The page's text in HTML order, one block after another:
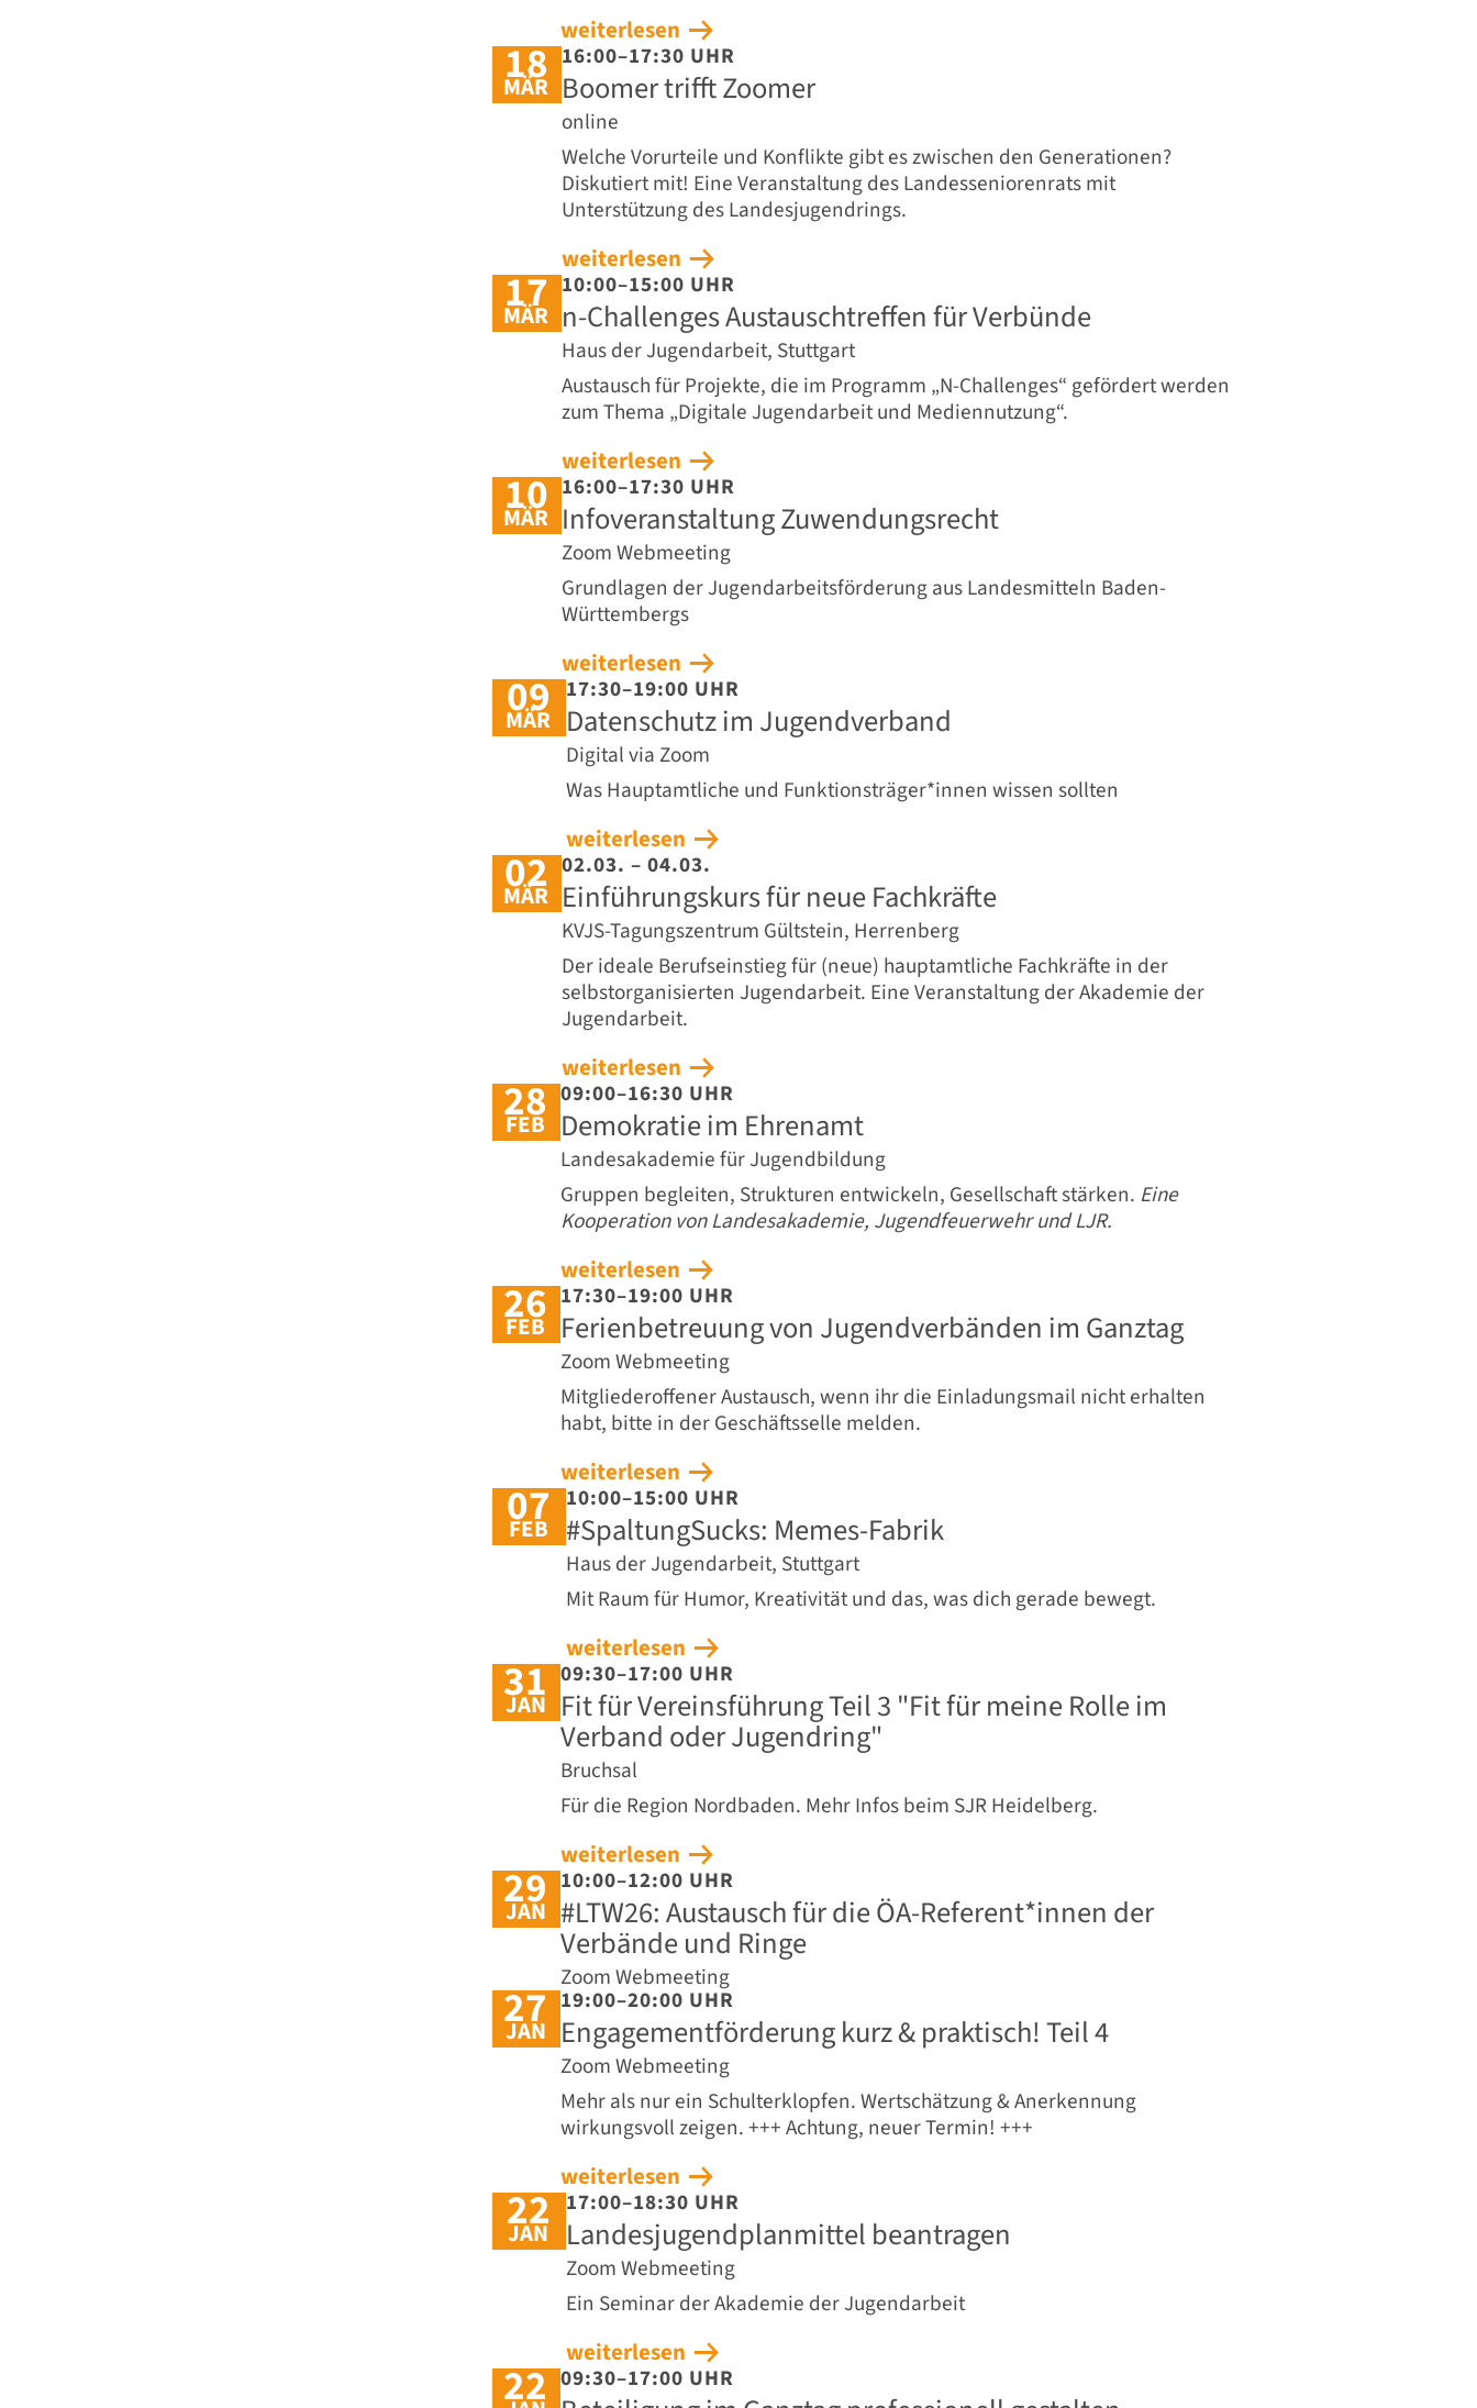
weiterlesen
18
MÄR
16:00–17:30 UHR
Boomer trifft Zoomer
online
Welche Vorurteile und Konflikte gibt es zwischen den Generationen?
Diskutiert mit! Eine Veranstaltung des Landesseniorenrats mit
Unterstützung des Landesjugendrings.
weiterlesen
17
MÄR
10:00–15:00 UHR
n-Challenges Austauschtreffen für Verbünde
Haus der Jugendarbeit, Stuttgart
Austausch für Projekte, die im Programm „N-Challenges“ gefördert werden
zum Thema „Digitale Jugendarbeit und Mediennutzung“.
weiterlesen
10
MÄR
16:00–17:30 UHR
Infoveranstaltung Zuwendungsrecht
Zoom Webmeeting
Grundlagen der Jugendarbeitsförderung aus Landesmitteln Baden-
Württembergs
weiterlesen
09
MÄR
17:30–19:00 UHR
Datenschutz im Jugendverband
Digital via Zoom
Was Hauptamtliche und Funktionsträger*innen wissen sollten
weiterlesen
02
MÄR
02.03. – 04.03.
Einführungskurs für neue Fachkräfte
KVJS-Tagungszentrum Gültstein, Herrenberg
Der ideale Berufseinstieg für (neue) hauptamtliche Fachkräfte in der
selbstorganisierten Jugendarbeit. Eine Veranstaltung der Akademie der
Jugendarbeit.
weiterlesen
28
FEB
09:00–16:30 UHR
Demokratie im Ehrenamt
Landesakademie für Jugendbildung
Gruppen begleiten, Strukturen entwickeln, Gesellschaft stärken. Eine
Kooperation von Landesakademie, Jugendfeuerwehr und LJR.
weiterlesen
26
FEB
17:30–19:00 UHR
Ferienbetreuung von Jugendverbänden im Ganztag
Zoom Webmeeting
Mitgliederoffener Austausch, wenn ihr die Einladungsmail nicht erhalten
habt, bitte in der Geschäftsselle melden.
weiterlesen
07
FEB
10:00–15:00 UHR
#SpaltungSucks: Memes-Fabrik
Haus der Jugendarbeit, Stuttgart
Mit Raum für Humor, Kreativität und das, was dich gerade bewegt.
weiterlesen
31
JAN
09:30–17:00 UHR
Fit für Vereinsführung Teil 3 "Fit für meine Rolle im
Verband oder Jugendring"
Bruchsal
Für die Region Nordbaden. Mehr Infos beim SJR Heidelberg.
weiterlesen
29
JAN
10:00–12:00 UHR
#LTW26: Austausch für die ÖA-Referent*innen der
Verbände und Ringe
Zoom Webmeeting
27
JAN
19:00–20:00 UHR
Engagementförderung kurz & praktisch! Teil 4
Zoom Webmeeting
Mehr als nur ein Schulterklopfen. Wertschätzung & Anerkennung
wirkungsvoll zeigen. +++ Achtung, neuer Termin! +++
weiterlesen
22
JAN
17:00–18:30 UHR
Landesjugendplanmittel beantragen
Zoom Webmeeting
Ein Seminar der Akademie der Jugendarbeit
weiterlesen
22 09:30–17:00 UHR